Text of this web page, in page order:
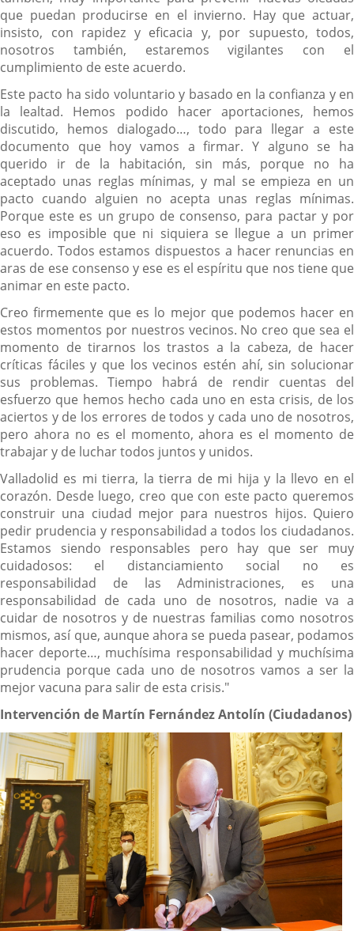
que puedan producirse en el invierno. Hay que actuar,
insisto, con rapidez y eficacia y, por supuesto, todos,
nosotros también, estaremos vigilantes con el
cumplimiento de este acuerdo.
Este pacto ha sido voluntario y basado en la confianza y en
la lealtad. Hemos podido hacer aportaciones, hemos
discutido, hemos dialogado…, todo para llegar a este
documento que hoy vamos a firmar. Y alguno se ha
querido ir de la habitación, sin más, porque no ha
aceptado unas reglas mínimas, y mal se empieza en un
pacto cuando alguien no acepta unas reglas mínimas.
Porque este es un grupo de consenso, para pactar y por
eso es imposible que ni siquiera se llegue a un primer
acuerdo. Todos estamos dispuestos a hacer renuncias en
aras de ese consenso y ese es el espíritu que nos tiene que
animar en este pacto.
Creo firmemente que es lo mejor que podemos hacer en
estos momentos por nuestros vecinos. No creo que sea el
momento de tirarnos los trastos a la cabeza, de hacer
críticas fáciles y que los vecinos estén ahí, sin solucionar
sus problemas. Tiempo habrá de rendir cuentas del
esfuerzo que hemos hecho cada uno en esta crisis, de los
aciertos y de los errores de todos y cada uno de nosotros,
pero ahora no es el momento, ahora es el momento de
trabajar y de luchar todos juntos y unidos.
Valladolid es mi tierra, la tierra de mi hija y la llevo en el
corazón. Desde luego, creo que con este pacto queremos
construir una ciudad mejor para nuestros hijos. Quiero
pedir prudencia y responsabilidad a todos los ciudadanos.
Estamos siendo responsables pero hay que ser muy
cuidadosos: el distanciamiento social no es
responsabilidad de las Administraciones, es una
responsabilidad de cada uno de nosotros, nadie va a
cuidar de nosotros y de nuestras familias como nosotros
mismos, así que, aunque ahora se pueda pasear, podamos
hacer deporte…, muchísima responsabilidad y muchísima
prudencia porque cada uno de nosotros vamos a ser la
mejor vacuna para salir de esta crisis."
Intervención de Martín Fernández Antolín (Ciudadanos)